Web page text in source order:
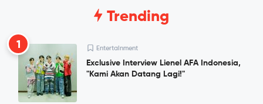
Trending
1 Entertainment
Exclusive Interview Lienel AFA Indonesia,
"Kami Akan Datang Lagi!"